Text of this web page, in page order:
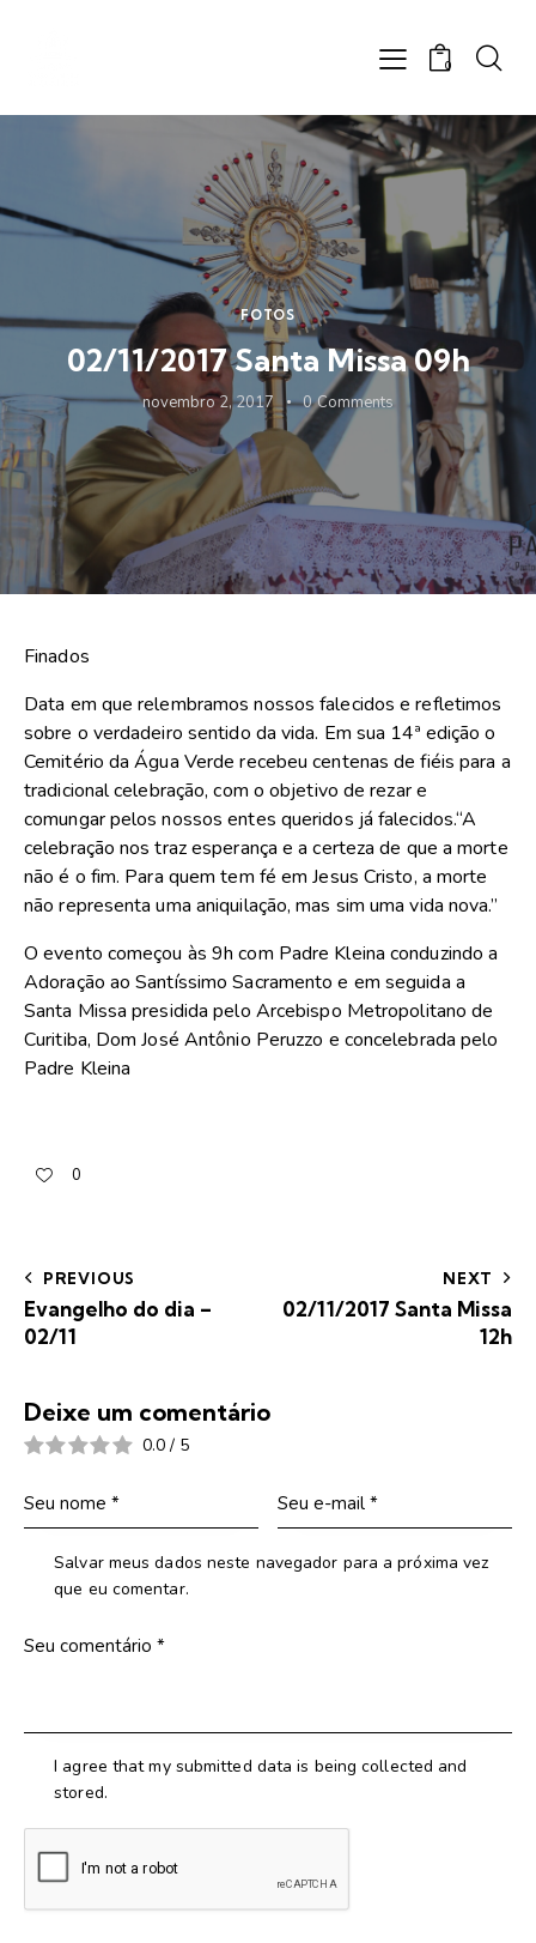
0
FOTOS
02/11/2017 Santa Missa 09h
novembro 2, 2017 0 Comments
Finados
Data em que relembramos nossos falecidos e refletimos
sobre o verdadeiro sentido da vida. Em sua 14ª edição o
Cemitério da Água Verde recebeu centenas de fiéis para a
tradicional celebração, com o objetivo de rezar e
comungar pelos nossos entes queridos já falecidos.“A
celebração nos traz esperança e a certeza de que a morte
não é o fim. Para quem tem fé em Jesus Cristo, a morte
não representa uma aniquilação, mas sim uma vida nova.”
O evento começou às 9h com Padre Kleina conduzindo a
Adoração ao Santíssimo Sacramento e em seguida a
Santa Missa presidida pelo Arcebispo Metropolitano de
Curitiba, Dom José Antônio Peruzzo e concelebrada pelo
Padre Kleina
0
PREVIOUS
Evangelho do dia –
02/11
NEXT
02/11/2017 Santa Missa
12h
Deixe um comentário
0.0 / 5
Salvar meus dados neste navegador para a próxima vez
que eu comentar.
I agree that my submitted data is being collected and
stored.